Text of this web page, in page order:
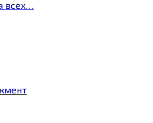
всех…